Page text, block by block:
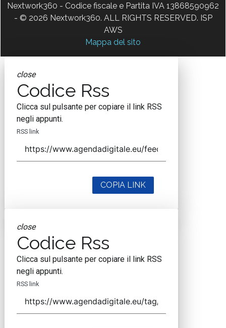
Nextwork360 - Codice fiscale e Partita IVA 13868590962
- © 2026 Nextwork360. ALL RIGHTS RESERVED. ISP
AWS
Mappa del sito
close
Codice Rss
Clicca sul pulsante per copiare il link RSS
negli appunti.
RSS link
COPIA LINK
close
Codice Rss
Clicca sul pulsante per copiare il link RSS
negli appunti.
RSS link